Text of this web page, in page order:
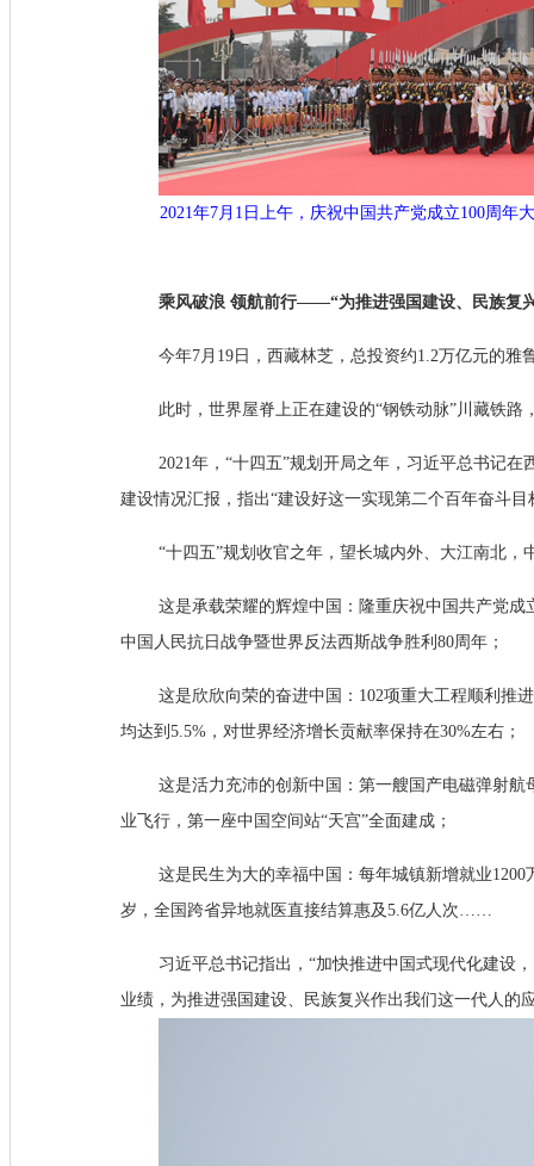
2021年7月1日上午，庆祝中国共产党成立100周
乘风破浪 领航前行——“为推进强国建设、民族复
今年7月19日，西藏林芝，总投资约1.2万亿元的雅
此时，世界屋脊上正在建设的“钢铁动脉”川藏铁
2021年，“十四五”规划开局之年，习近平总书记
建设情况汇报，指出“建设好这一实现第二个百年奋斗
“十四五”规划收官之年，望长城内外、大江南北
这是承载荣耀的辉煌中国：隆重庆祝中国共产党
中国人民抗日战争暨世界反法西斯战争胜利80周年；
这是欣欣向荣的奋进中国：102项重大工程顺利推
均达到5.5%，对世界经济增长贡献率保持在30%左右；
这是活力充沛的创新中国：第一艘国产电磁弹射
业飞行，第一座中国空间站“天宫”全面建成；
这是民生为大的幸福中国：每年城镇新增就业
岁，全国跨省异地就医直接结算惠及5.6亿人次……
习近平总书记指出，“加快推进中国式现代化建设
业绩，为推进强国建设、民族复兴作出我们这一代人的